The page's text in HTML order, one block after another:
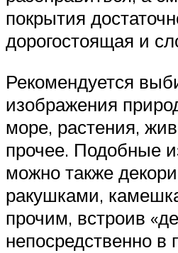
покрытия
дорогостоящая и
Рекомендуется
изображения
море, растения,
прочее. Подобные
можно также
ракушками,
прочим, встроив
непосредственно в